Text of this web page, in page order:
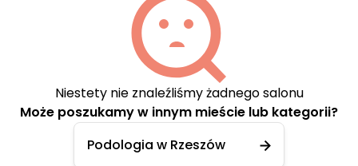
Niestety nie znaleźliśmy żadnego salonu
Może poszukamy w innym mieście lub kategorii?
Podologia w Rzeszów